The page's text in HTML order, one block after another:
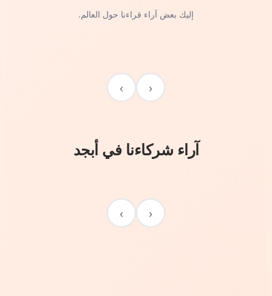
إليك بعض آراء قراءنا حول العالم.
‹
›
آراء شركاءنا في أبجد
‹
›